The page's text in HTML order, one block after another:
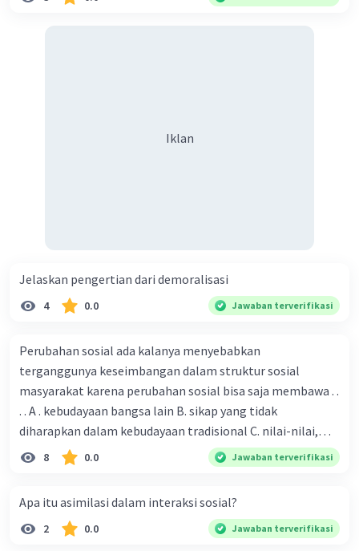
Iklan
Jelaskan pengertian dari demoralisasi
4 0.0 Jawaban terverifikasi
Perubahan sosial ada kalanya menyebabkan
terganggunya keseimbangan dalam struktur sosial
masyarakat karena perubahan sosial bisa saja membawa . .
. . A . kebudayaan bangsa lain B. sikap yang tidak
diharapkan dalam kebudayaan tradisional C. nilai-nilai,
sikap, dan pola . perilaku yang berbeda D. tidak sesuai
dengan kebudayaan masyarakat setempat
8 0.0 Jawaban terverifikasi
Apa itu asimilasi dalam interaksi sosial?
2 0.0 Jawaban terverifikasi